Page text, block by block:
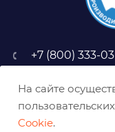
+7 (800) 333-
308009, Россия,
На сайте
Cookie.